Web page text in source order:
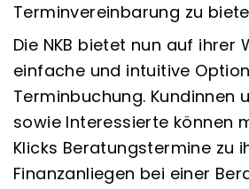
Terminvereinbarung zu
Die NKB bietet nun auf ihrer
einfache und intuitive
Terminbuchung. Kundinnen
sowie Interessierte können
Klicks Beratungstermine zu
Finanzanliegen bei einer